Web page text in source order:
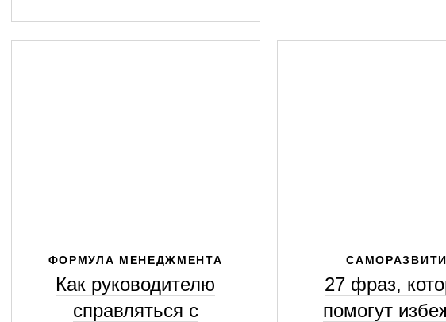
ФОРМУЛА МЕНЕДЖМЕНТА
Как руководителю
справляться с
27 фраз,
помогут